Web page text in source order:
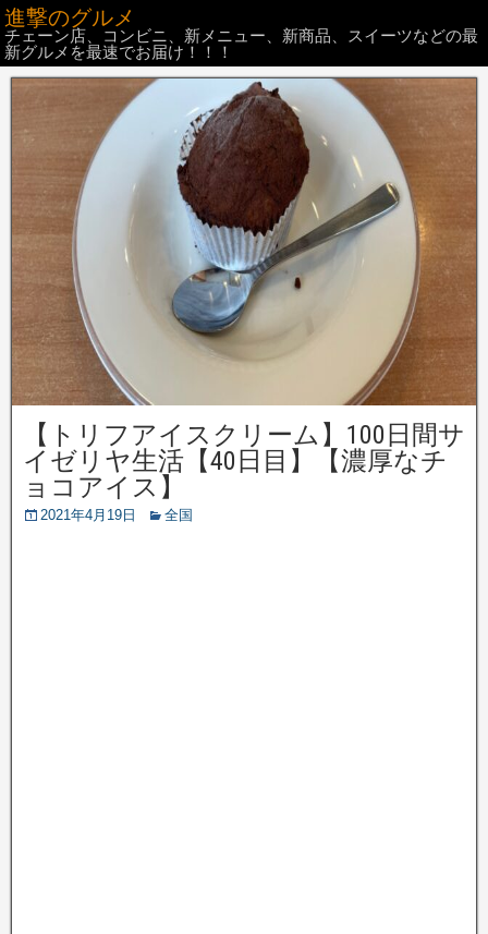
進撃のグルメ
チェーン店、コンビニ、新メニュー、新商品、スイーツなどの最
新グルメを最速でお届け！！！
【トリフアイスクリーム】100日間サ
イゼリヤ生活【40日目】【濃厚なチ
ョコアイス】
2021年4月19日 全国